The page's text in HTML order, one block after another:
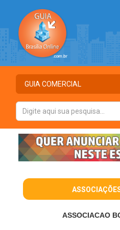
ASSOCIACAO